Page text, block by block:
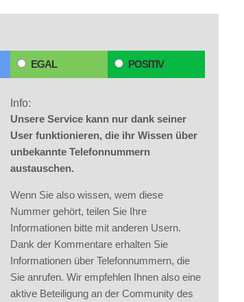
EGAL POSITIV
Info:
Unsere Service kann nur dank seiner
User funktionieren, die ihr Wissen über
unbekannte Telefonnummern
austauschen.
Wenn Sie also wissen, wem diese
Nummer gehört, teilen Sie Ihre
Informationen bitte mit anderen Usern.
Dank der Kommentare erhalten Sie
Informationen über Telefonnummern, die
Sie anrufen. Wir empfehlen Ihnen also eine
aktive Beteiligung an der Community des